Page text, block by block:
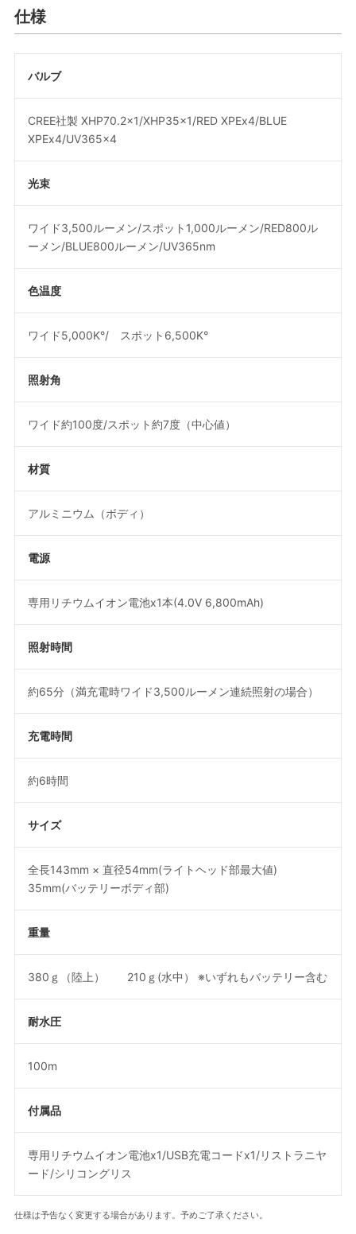
仕様
バルブ
CREE社製 XHP70.2x1/XHP35x1/RED XPEx4/BLUE
XPEx4/UV365x4
光束
ワイド3,500ルーメン/スポット1,000ルーメン/RED800ル
ーメン/BLUE800ルーメン/UV365nm
色温度
ワイド5,000K°/ スポット6,500K°
照射角
ワイド約100度/スポット約7度（中心値）
材質
アルミニウム（ボディ）
電源
専用リチウムイオン電池x1本(4.0V 6,800mAh)
照射時間
約65分（満充電時ワイド3,500ルーメン連続照射の場合）
充電時間
約6時間
サイズ
全長143mm × 直径54mm(ライトヘッド部最大値)
35mm(バッテリーボディ部)
重量
380ｇ（陸上） 210ｇ(水中） ※いずれもバッテリー含む
耐水圧
100m
付属品
専用リチウムイオン電池x1/USB充電コードx1/リストラニヤ
ード/シリコングリス
仕様は予告なく変更する場合があります。予めご了承ください。